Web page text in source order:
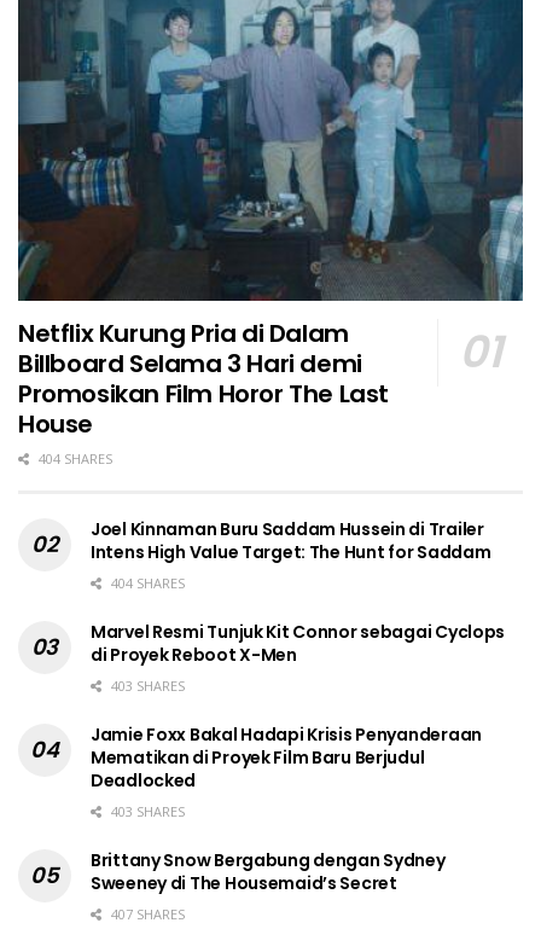
Netflix Kurung Pria di Dalam
Billboard Selama 3 Hari demi
Promosikan Film Horor The Last
House
404 SHARES
Joel Kinnaman Buru Saddam Hussein di Trailer
Intens High Value Target: The Hunt for Saddam
404 SHARES
Marvel Resmi Tunjuk Kit Connor sebagai Cyclops
di Proyek Reboot X-Men
403 SHARES
Jamie Foxx Bakal Hadapi Krisis Penyanderaan
Mematikan di Proyek Film Baru Berjudul
Deadlocked
403 SHARES
Brittany Snow Bergabung dengan Sydney
Sweeney di The Housemaid’s Secret
407 SHARES